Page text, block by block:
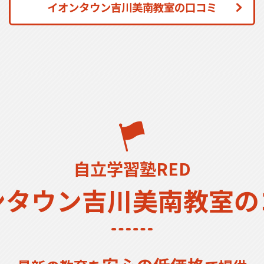
イオンタウン吉川美南教室の口コミ
自立学習塾RED
ウン吉川美南教室